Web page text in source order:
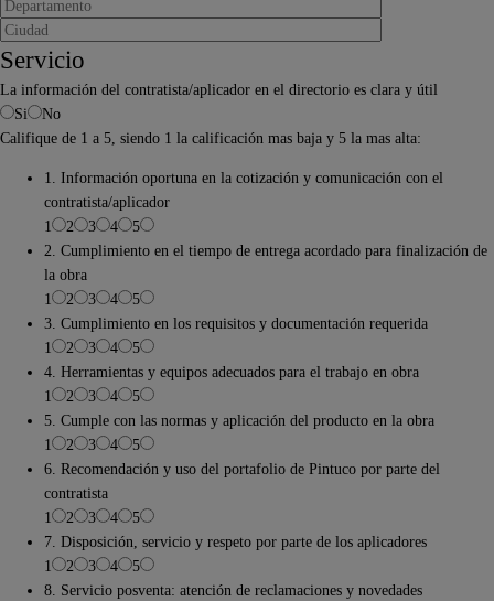
Servicio
La información del contratista/aplicador en el directorio es clara y útil
Si
No
Califique de 1 a 5, siendo 1 la calificación mas baja y 5 la mas alta:
1. Información oportuna en la cotización y comunicación con el
contratista/aplicador
1
2 3 4
5
2. Cumplimiento en el tiempo de entrega acordado para finalización de
la obra
1
2 3 4
5
3. Cumplimiento en los requisitos y documentación requerida
1
2 3 4
5
4. Herramientas y equipos adecuados para el trabajo en obra
1
2 3 4
5
5. Cumple con las normas y aplicación del producto en la obra
1
2 3 4
5
6. Recomendación y uso del portafolio de Pintuco por parte del
contratista
1
2 3 4
5
7. Disposición, servicio y respeto por parte de los aplicadores
1
2 3 4
5
8. Servicio posventa: atención de reclamaciones y novedades